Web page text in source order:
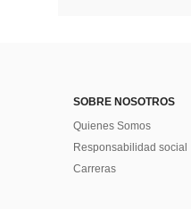
SOBRE NOSOTROS
Quienes Somos
Responsabilidad social
Carreras